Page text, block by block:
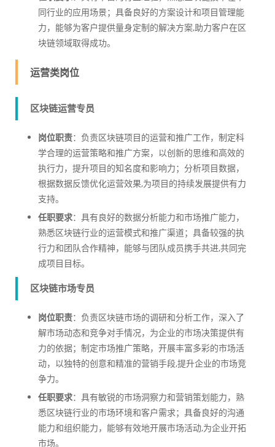
同行业的应用场景；具备良好的方案设计和项目管理能
力，能够为客户提供量身定制的解决方案,助力客户在区
块链领域取得成功。
运营类岗位
区块链运营专员
岗位职责：负责区块链项目的运营和推广工作，制定科
学合理的运营策略和推广方案，以创新的思维和高效的
执行力，提升项目的知名度和影响力；分析项目数据，
根据数据反馈优化运营效果,为项目的持续发展提供有力
支持。
任职要求：具有良好的数据分析能力和市场推广能力，
熟悉区块链行业的运营模式和推广渠道；具备较强的执
行力和团队合作精神，能够与团队成员携手共进,共同完
成项目目标。
区块链市场专员
岗位职责：负责区块链市场的调研和分析工作，深入了
解市场动态和竞争对手情况，为企业的市场决策提供有
力的依据；制定市场推广策略，开展丰富多彩的市场活
动，以独特的创意和精准的营销手段,提升企业的市场竞
争力。
任职要求：具有敏锐的市场洞察力和营销策划能力，熟
悉区块链行业的市场环境和客户需求；具备良好的沟通
能力和组织能力，能够有效地开展市场活动,为企业开拓
市场。